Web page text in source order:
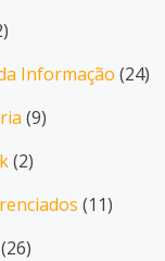
Informação (24)
(9)
(2)
(11)
(26)